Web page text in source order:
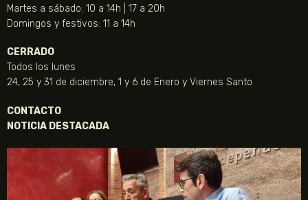
Martes a sábado: 10 a 14h | 17 a 20h
Domingos y festivos: 11 a 14h
CERRADO
Todos los lunes
24, 25 y 31 de diciembre, 1 y 6 de Enero y Viernes Santo
CONTACTO
NOTICIA DESTACADA